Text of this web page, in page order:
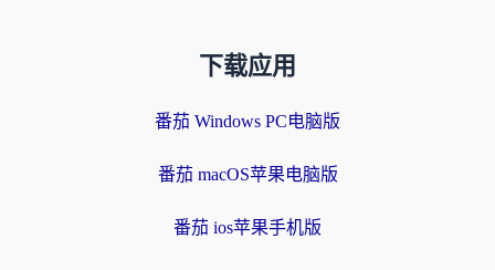
下载应用
番茄 Windows PC电脑版
番茄 macOS苹果电脑版
番茄 ios苹果手机版